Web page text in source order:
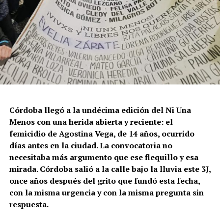
Córdoba llegó a la undécima edición del Ni Una
Menos con una herida abierta y reciente: el
femicidio de Agostina Vega, de 14 años, ocurrido
días antes en la ciudad. La convocatoria no
necesitaba más argumento que ese flequillo y esa
mirada. Córdoba salió a la calle bajo la lluvia este 3J,
once años después del grito que fundó esta fecha,
con la misma urgencia y con la misma pregunta sin
respuesta.